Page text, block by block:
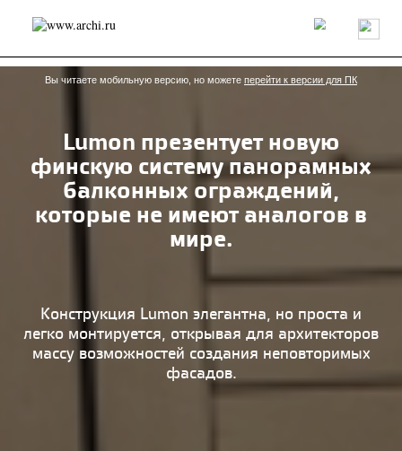
Россия Мир Технологии Интерьер Пресса
Архитекторы
Проекты
Конкурсы События Книги Вакансии
send.project Анонсы конкурсов
Блог
Журнал
Интервью Исследование
Мнение
Объект
Результаты конкурса
Репортаж
Рецензия Архитектура
Выставка
Иностранцы в России
Образование
Вы читаете мобильную версию, но можете перейти к версии для ПК
Lumon презентует новую
финскую систему панорамных
балконных ограждений,
которые не имеют аналогов в
мире.
Конструкция Lumon элегантна, но проста и
легко монтируется, открывая для архитекторов
массу возможностей создания неповторимых
фасадов.